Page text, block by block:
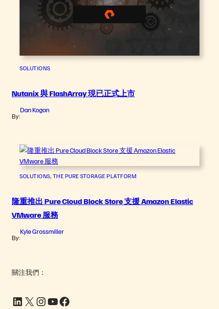
SOLUTIONS
Nutanix 與 FlashArray 現已正式上市
By:
Dan Kogan
SOLUTIONS, THE PURE STORAGE PLATFORM
隆重推出 Pure Cloud Block Store 支援 Amazon Elastic
VMware 服務
By:
Kyle Grossmiller
關注我們：
LinkedIn X Instagram YouTube Facebook